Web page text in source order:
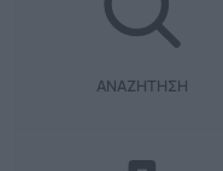
ΑΝΑΖΗΤΗΣΗ